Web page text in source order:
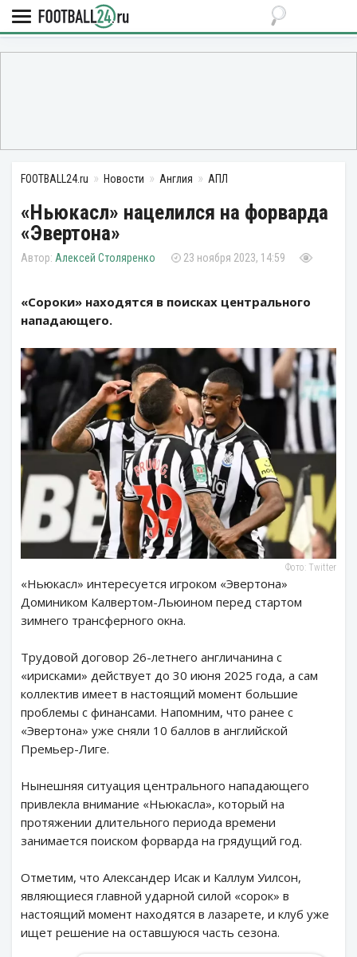
FOOTBALL24.ru Новости Англия АПЛ
«Ньюкасл» нацелился на форварда
«Эвертона»
Алексей Столяренко 23 ноября 2023, 14:59
«Сороки» находятся в поисках центрального
нападающего.
Фото: Twitter
«Ньюкасл» интересуется игроком «Эвертона»
Домиником Калвертом-Льюином перед стартом
зимнего трансферного окна.
Трудовой договор 26-летнего англичанина с
«ирисками» действует до 30 июня 2025 года, а сам
коллектив имеет в настоящий момент большие
проблемы с финансами. Напомним, что ранее с
«Эвертона» уже сняли 10 баллов в английской
Премьер-Лиге.
Нынешняя ситуация центрального нападающего
привлекла внимание «Ньюкасла», который на
протяжении длительного периода времени
занимается поиском форварда на грядущий год.
Отметим, что Александер Исак и Каллум Уилсон,
являющиеся главной ударной силой «сорок» в
настоящий момент находятся в лазарете, и клуб уже
ищет решение на оставшуюся часть сезона.